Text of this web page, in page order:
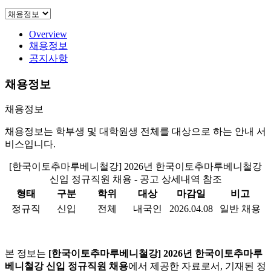
Overview
채용정보
공지사항
채용정보
채용정보
채용정보는 학부생 및 대학원생 전체를 대상으로 하는 안내 서
비스입니다.
[한국이토추마루베니철강] 2026년 한국이토추마루베니철강
신입 정규직원 채용 - 공고 상세내역 참조
형태
구분 학위 대상 마감일
비고
정규직
신입 전체 내국인 2026.04.08 일반 채용
본 정보는 [한국이토추마루베니철강] 2026년 한국이토추마루
베니철강 신입 정규직원 채용에서 제공한 자료로서, 기재된 정